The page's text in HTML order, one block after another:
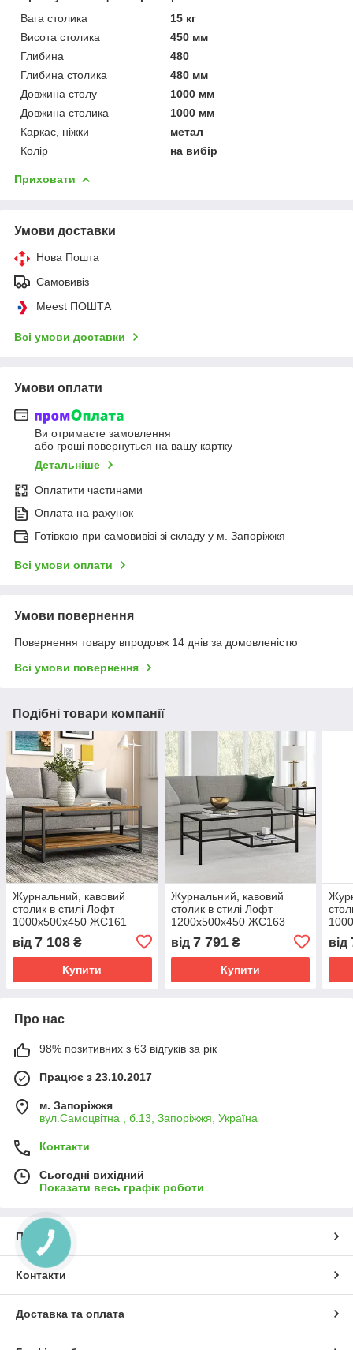
Вага столика
15 кг
Висота столика
450 мм
Глибина
480
Глибина столика
480 мм
Довжина столу
1000 мм
Довжина столика
1000 мм
Каркас, ніжки
метал
Колір
на вибір
Приховати
Умови доставки
Нова Пошта
Самовивіз
Meest ПОШТА
Всі умови доставки
Умови оплати
Ви отримаєте замовлення
або гроші повернуться на вашу картку
Детальніше
Оплатити частинами
Оплата на рахунок
Готівкою при самовивізі зі складу у м. Запоріжжя
Всі умови оплати
Умови повернення
Повернення товару впродовж 14 днів за домовленістю
Всі умови повернення
Подібні товари компанії
Журнальний, кавовий
столик в стилі Лофт
1000х500х450 ЖС161
від 7 108 ₴
Купити
Журнальний, кавовий
столик в стилі Лофт
1200х500х450 ЖС163
від 7 791₴
Купити
від
Про нас
98% позитивних з 63 відгуків за рік
Працює з 23.10.2017
м. Запоріжжя
вул.Самоцвітна , б.13, Запоріжжя, Україна
Контакти
Сьогодні вихідний
Показати весь графік роботи
Про нас
Контакти
Доставка та оплата
КНОПКА
ЗВ'ЯЗКУ